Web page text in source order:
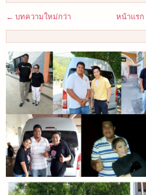
← บทความใหม่กว่า หน้าแรก